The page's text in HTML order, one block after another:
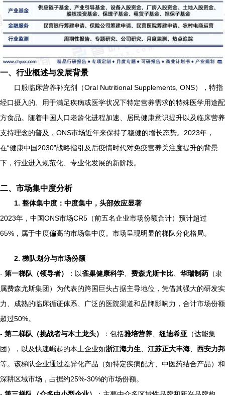
一、行业概述与发展背景
口服临床营养补充剂（Oral Nutritional Supplements, ONS），特指
经口摄入的、用于满足疾病或医学状况下特定营养需求的特殊医学用途配
方食品。随着中国人口老龄化进程加速、居民健康意识提升以及临床营养
支持理念的普及，ONS市场近年来保持了稳健的增长态势。2023年，
在“健康中国2030”战略指引及后疫情时代对免疫营养关注度提升的背景
下，行业进入规范化、专业化发展的新阶段。
二、市场集中度分析
1. 整体集中度：中度集中，头部效应显著
2023年，中国ONS市场CR5（前五名企业市场份额合计）预计超过
65%，属于中度偏高的市场集中度。市场呈现明显的梯队分化格局。
2. 梯队划分与市场份额
- 第一梯队（领导者） ：以雀巢健康科学 费森尤斯卡比 华瑞制药 （隶
属费森尤斯集团）为代表的跨国巨头占据主导地位，凭借其强大的研发实
力、成熟的临床循证体系、广泛的医院渠道和品牌影响力，合计市场份额
超过50%。
- 第二梯队（挑战者与本土龙头） ：包括雅培营养 纽迪希亚 （达能集
团），以及快速崛起的本土企业如浙江海力生 江苏正大丰海
西安力邦
等。该梯队企业通过差异化产品（如特定疾病配方、中医药结合产品）和
深耕区域市场，占据约25%-30%的市场份额。